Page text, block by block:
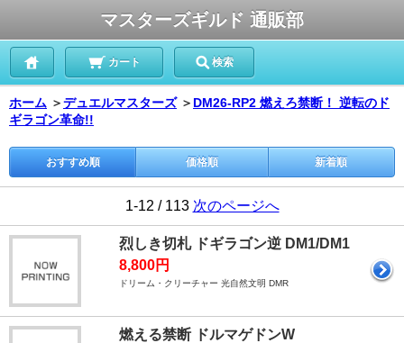
マスターズギルド 通販部
カート 検索
ホーム ＞デュエルマスターズ ＞ DM26-RP2 燃えろ禁断！ 逆転のド
ギラゴン革命!!
おすすめ順 価格順 新着順
1-12 / 113 次のページへ
烈しき切札 ドギラゴン逆 DM1/DM1
8,800円
ドリーム・クリーチャー 光自然文明 DMR
燃える禁断 ドルマゲドンW